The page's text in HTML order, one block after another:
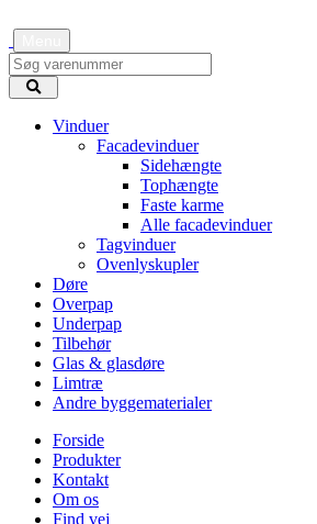
Vinduer
Facadevinduer
Sidehængte
Tophængte
Faste karme
Alle facadevinduer
Tagvinduer
Ovenlyskupler
Døre
Overpap
Underpap
Tilbehør
Glas & glasdøre
Limtræ
Andre byggematerialer
Forside
Produkter
Kontakt
Om os
Find vej